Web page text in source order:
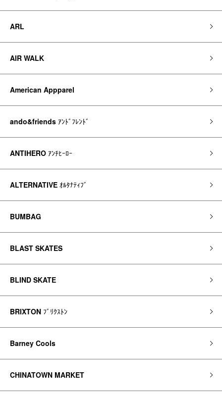
ARL
AIR WALK
American Appparel
ando&friends ｱﾝﾄﾞﾌﾚﾝﾄﾞ
ANTIHERO ｱﾝﾁﾋｰﾛｰ
ALTERNATIVE ｵﾙﾀﾅﾃｨﾌﾞ
BUMBAG
BLAST SKATES
BLIND SKATE
BRIXTON ﾌﾞﾘｸｽﾄﾝ
Barney Cools
CHINATOWN MARKET